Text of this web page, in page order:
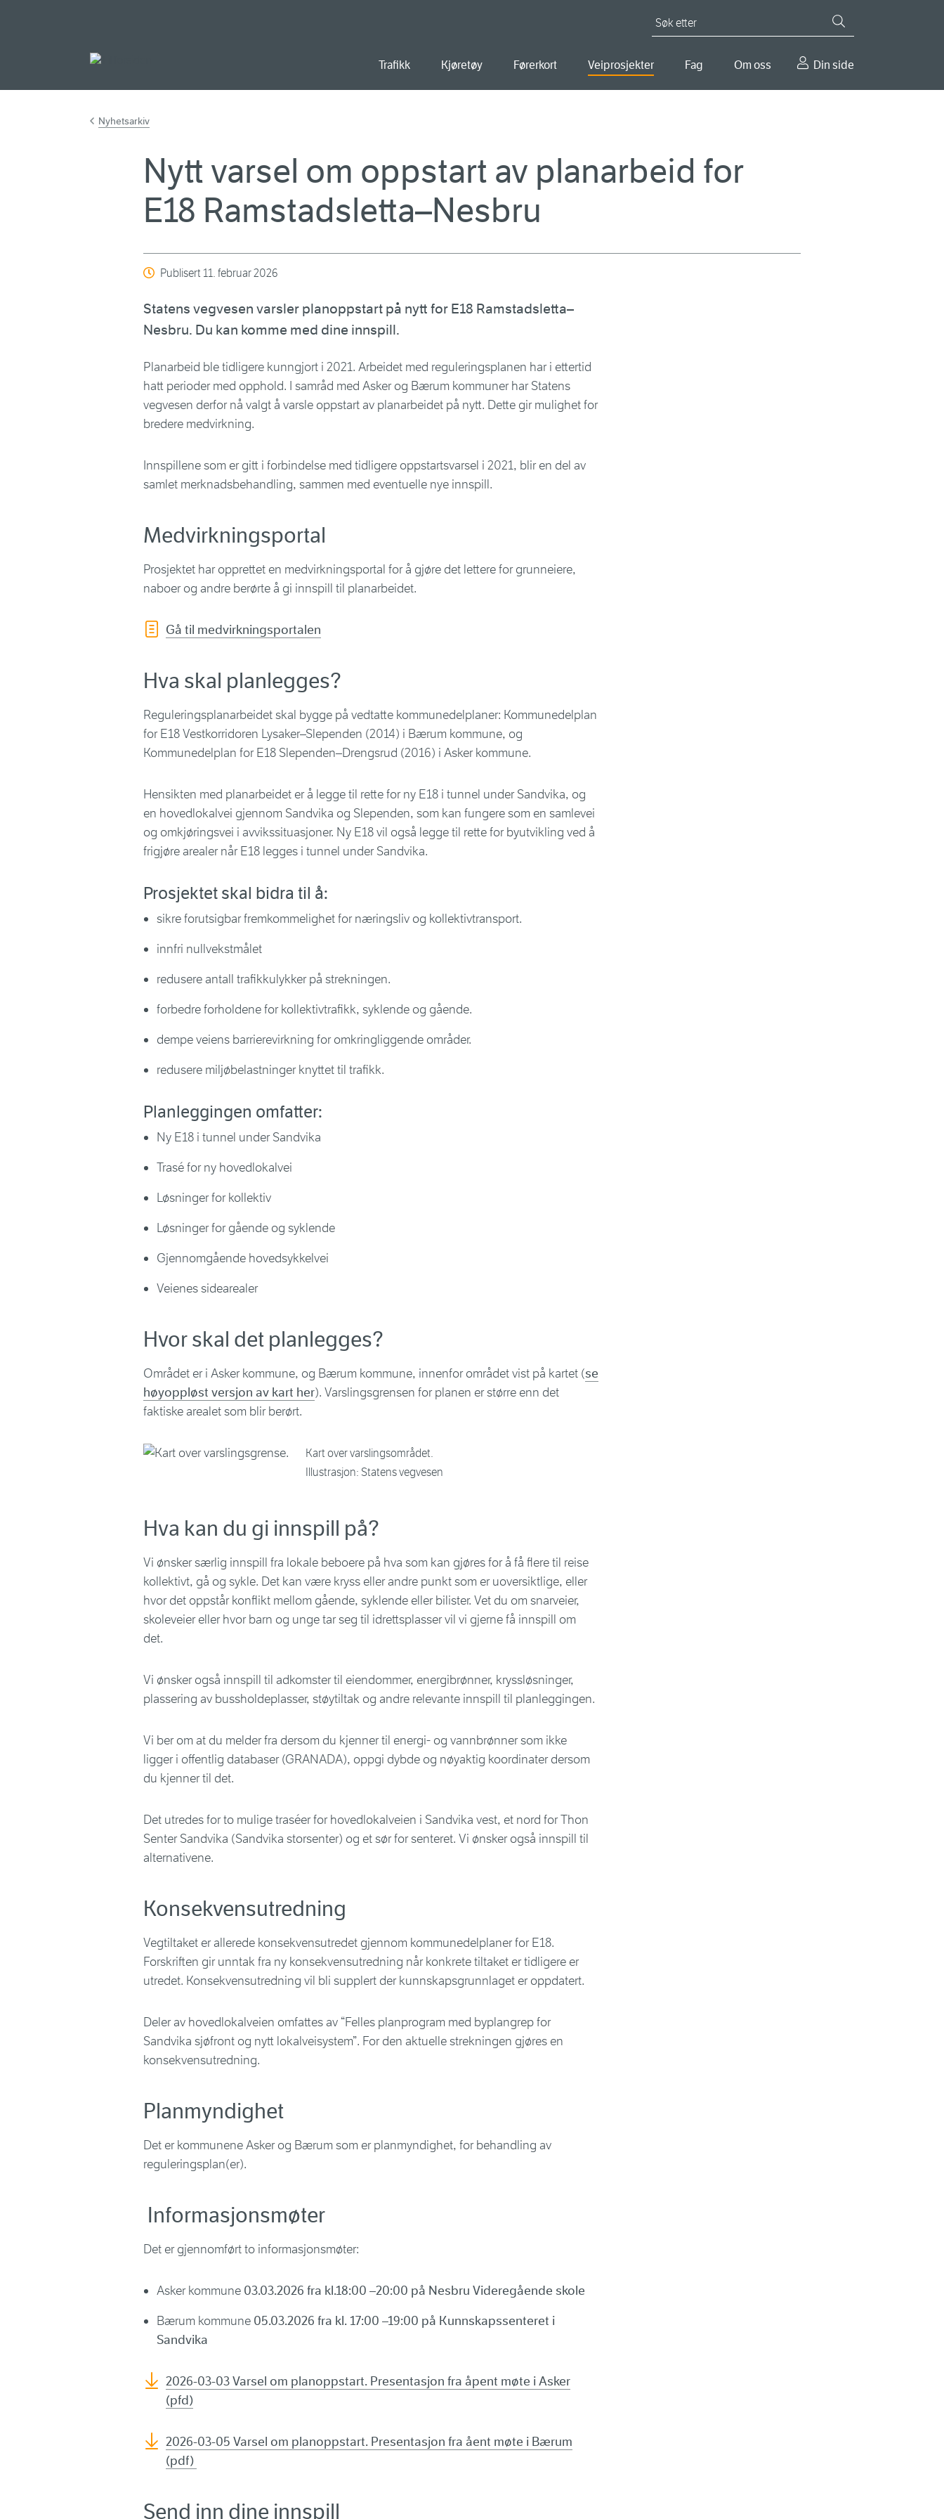
Trafikk Kjøretøy Førerkort Veiprosjekter Fag Om oss Din side
Nyhetsarkiv
Nytt varsel om oppstart av planarbeid for
E18 Ramstadsletta–Nesbru
Publisert11. februar 2026
Statens vegvesen varsler planoppstart på nytt for E18 Ramstadsletta–
Nesbru. Du kan komme med dine innspill.
Planarbeid ble tidligere kunngjort i 2021. Arbeidet med reguleringsplanen har i ettertid
hatt perioder med opphold. I samråd med Asker og Bærum kommuner har Statens
vegvesen derfor nå valgt å varsle oppstart av planarbeidet på nytt. Dette gir mulighet for
bredere medvirkning.
Innspillene som er gitt i forbindelse med tidligere oppstartsvarsel i 2021, blir en del av
samlet merknadsbehandling, sammen med eventuelle nye innspill.
Medvirkningsportal
Prosjektet har opprettet en medvirkningsportal for å gjøre det lettere for grunneiere,
naboer og andre berørte å gi innspill til planarbeidet.
Gå til medvirkningsportalen
Hva skal planlegges?
Reguleringsplanarbeidet skal bygge på vedtatte kommunedelplaner: Kommunedelplan
for E18 Vestkorridoren Lysaker–Slependen (2014) i Bærum kommune, og
Kommunedelplan for E18 Slependen–Drengsrud (2016) i Asker kommune.
Hensikten med planarbeidet er å legge til rette for ny E18 i tunnel under Sandvika, og
en hovedlokalvei gjennom Sandvika og Slependen, som kan fungere som en samlevei
og omkjøringsvei i avvikssituasjoner. Ny E18 vil også legge til rette for byutvikling ved å
frigjøre arealer når E18 legges i tunnel under Sandvika.
Prosjektet skal bidra til å:
sikre forutsigbar fremkommelighet for næringsliv og kollektivtransport.
innfri nullvekstmålet
redusere antall trafikkulykker på strekningen.
forbedre forholdene for kollektivtrafikk, syklende og gående.
dempe veiens barrierevirkning for omkringliggende områder.
redusere miljøbelastninger knyttet til trafikk.
Planleggingen omfatter:
Ny E18 i tunnel under Sandvika
Trasé for ny hovedlokalvei
Løsninger for kollektiv
Løsninger for gående og syklende
Gjennomgående hovedsykkelvei
Veienes sidearealer
Hvor skal det planlegges?
Området er i Asker kommune, og Bærum kommune, innenfor området vist på kartet (se
høyoppløst versjon av kart her). Varslingsgrensen for planen er større enn det
faktiske arealet som blir berørt.
Kart over varslingsområdet.
Illustrasjon: Statens vegvesen
Hva kan du gi innspill på?
Vi ønsker særlig innspill fra lokale beboere på hva som kan gjøres for å få flere til reise
kollektivt, gå og sykle. Det kan være kryss eller andre punkt som er uoversiktlige, eller
hvor det oppstår konflikt mellom gående, syklende eller bilister. Vet du om snarveier,
skoleveier eller hvor barn og unge tar seg til idrettsplasser vil vi gjerne få innspill om
det.
Vi ønsker også innspill til adkomster til eiendommer, energibrønner, kryssløsninger,
plassering av bussholdeplasser, støytiltak og andre relevante innspill til planleggingen.
Vi ber om at du melder fra dersom du kjenner til energi- og vannbrønner som ikke
ligger i offentlig databaser (GRANADA), oppgi dybde og nøyaktig koordinater dersom
du kjenner til det.
Det utredes for to mulige traséer for hovedlokalveien i Sandvika vest, et nord for Thon
Senter Sandvika (Sandvika storsenter) og et sør for senteret. Vi ønsker også innspill til
alternativene.
Konsekvensutredning
Vegtiltaket er allerede konsekvensutredet gjennom kommunedelplaner for E18.
Forskriften gir unntak fra ny konsekvensutredning når konkrete tiltaket er tidligere er
utredet. Konsekvensutredning vil bli supplert der kunnskapsgrunnlaget er oppdatert.
Deler av hovedlokalveien omfattes av “Felles planprogram med byplangrep for
Sandvika sjøfront og nytt lokalveisystem”. For den aktuelle strekningen gjøres en
konsekvensutredning.
Planmyndighet
Det er kommunene Asker og Bærum som er planmyndighet, for behandling av
reguleringsplan(er).
Informasjonsmøter
Det er gjennomførtto informasjonsmøter:
Asker kommune 03.03.2026 fra kl.18:00 –20:00 på Nesbru Videregående skole
Bærum kommune 05.03.2026 fra kl. 17:00 –19:00 på Kunnskapssenteret i
Sandvika
2026-03-03 Varsel om planoppstart. Presentasjon fra åpent møte i Asker
(pfd)
2026-03-05 Varsel om planoppstart. Presentasjon fra åent møte i Bærum
(pdf)
Send inn dine innspill